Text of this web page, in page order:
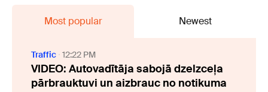
Most popular Newest
Traffic 12:22 PM
VIDEO: Autovadītāja sabojā dzelzceļa
pārbrauktuvi un aizbrauc no notikuma